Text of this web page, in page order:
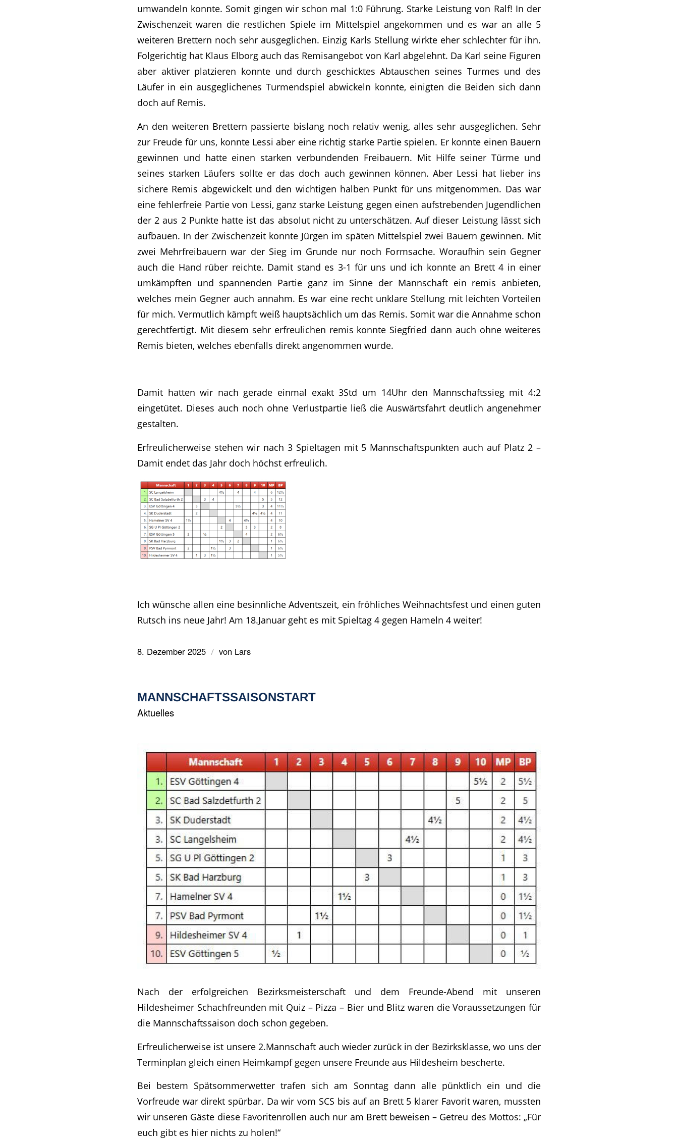
umwandeln konnte. Somit gingen wir schon mal 1:0 Führung. Starke Leistung von Ralf! In der
Zwischenzeit waren die restlichen Spiele im Mittelspiel angekommen und es war an alle 5
weiteren Brettern noch sehr ausgeglichen. Einzig Karls Stellung wirkte eher schlechter für ihn.
Folgerichtig hat Klaus Elborg auch das Remisangebot von Karl abgelehnt. Da Karl seine Figuren
aber aktiver platzieren konnte und durch geschicktes Abtauschen seines Turmes und des
Läufer in ein ausgeglichenes Turmendspiel abwickeln konnte, einigten die Beiden sich dann
doch auf Remis.
An den weiteren Brettern passierte bislang noch relativ wenig, alles sehr ausgeglichen. Sehr
zur Freude für uns, konnte Lessi aber eine richtig starke Partie spielen. Er konnte einen Bauern
gewinnen und hatte einen starken verbundenden Freibauern. Mit Hilfe seiner Türme und
seines starken Läufers sollte er das doch auch gewinnen können. Aber Lessi hat lieber ins
sichere Remis abgewickelt und den wichtigen halben Punkt für uns mitgenommen. Das war
eine fehlerfreie Partie von Lessi, ganz starke Leistung gegen einen aufstrebenden Jugendlichen
der 2 aus 2 Punkte hatte ist das absolut nicht zu unterschätzen. Auf dieser Leistung lässt sich
aufbauen. In der Zwischenzeit konnte Jürgen im späten Mittelspiel zwei Bauern gewinnen. Mit
zwei Mehrfreibauern war der Sieg im Grunde nur noch Formsache. Woraufhin sein Gegner
auch die Hand rüber reichte. Damit stand es 3-1 für uns und ich konnte an Brett 4 in einer
umkämpften und spannenden Partie ganz im Sinne der Mannschaft ein remis anbieten,
welches mein Gegner auch annahm. Es war eine recht unklare Stellung mit leichten Vorteilen
für mich. Vermutlich kämpft weiß hauptsächlich um das Remis. Somit war die Annahme schon
gerechtfertigt. Mit diesem sehr erfreulichen remis konnte Siegfried dann auch ohne weiteres
Remis bieten, welches ebenfalls direkt angenommen wurde.
Damit hatten wir nach gerade einmal exakt 3Std um 14Uhr den Mannschaftssieg mit 4:2
eingetütet. Dieses auch noch ohne Verlustpartie ließ die Auswärtsfahrt deutlich angenehmer
gestalten.
Erfreulicherweise stehen wir nach 3 Spieltagen mit 5 Mannschaftspunkten auch auf Platz 2 –
Damit endet das Jahr doch höchst erfreulich.
Ich wünsche allen eine besinnliche Adventszeit, ein fröhliches Weihnachtsfest und einen guten
Rutsch ins neue Jahr! Am 18.Januar geht es mit Spieltag 4 gegen Hameln 4 weiter!
8. Dezember 2025 / von Lars
MANNSCHAFTSSAISONSTART
Aktuelles
Nach der erfolgreichen Bezirksmeisterschaft und dem Freunde-Abend mit unseren
Hildesheimer Schachfreunden mit Quiz – Pizza – Bier und Blitz waren die Voraussetzungen für
die Mannschaftssaison doch schon gegeben.
Erfreulicherweise ist unsere 2.Mannschaft auch wieder zurück in der Bezirksklasse, wo uns der
Terminplan gleich einen Heimkampf gegen unsere Freunde aus Hildesheim bescherte.
Bei bestem Spätsommerwetter trafen sich am Sonntag dann alle pünktlich ein und die
Vorfreude war direkt spürbar. Da wir vom SCS bis auf an Brett 5 klarer Favorit waren, mussten
wir unseren Gäste diese Favoritenrollen auch nur am Brett beweisen – Getreu des Mottos: „Für
euch gibt es hier nichts zu holen!“